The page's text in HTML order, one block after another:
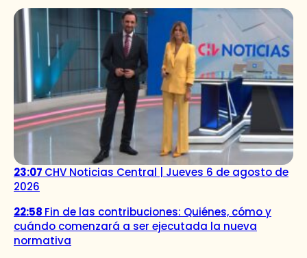
23:07 CHV Noticias Central | Jueves 6 de agosto de
2026
22:58 Fin de las contribuciones: Quiénes, cómo y
cuándo comenzará a ser ejecutada la nueva
normativa